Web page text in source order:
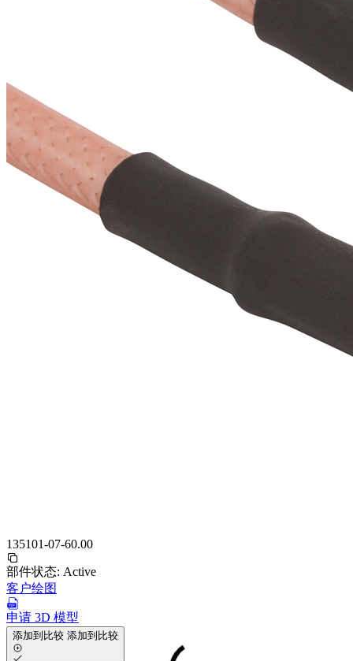
135101-07-60.00
部件状态: Active
客户绘图
申请 3D 模型
添加到比较 添加到比较